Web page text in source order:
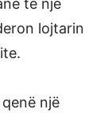
të një
lojtarin
një